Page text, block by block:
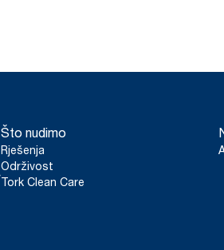
Što nudimo
Rješenja
Održivost
Tork Clean Care